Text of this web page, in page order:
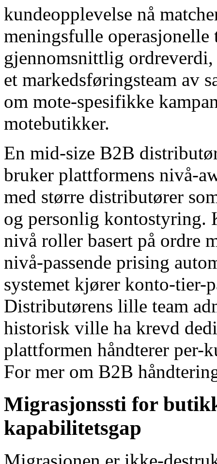
kundeopplevelse nå
meningsfulle
gjennomsnittlig
et markedsføringsteam av
om mote-spesifikke
motebutikker.
En mid-size B2B
bruker plattformens nivå-
med større distributører
og personlig kontostyring.
nivå roller basert på ordre
nivå-passende prising
systemet kjører konto-tier-
Distributørens lille team
historisk ville ha krevd
plattformen håndterer per-
For mer om B2B
Migrasjonssti for
kapabilitetsgap